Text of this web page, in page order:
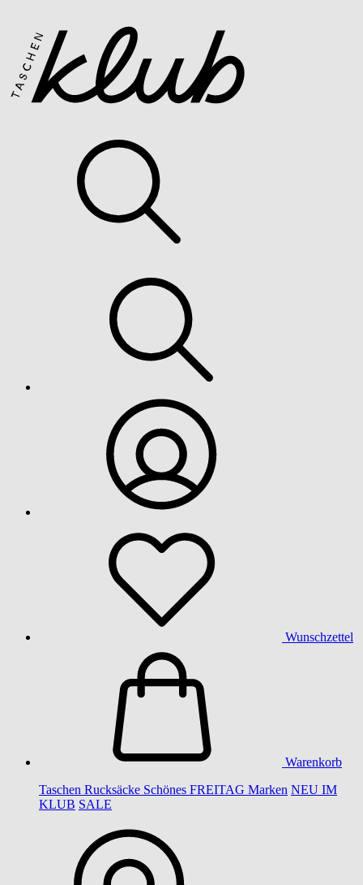
Wunschzettel
Warenkorb
Taschen Rucksäcke Schönes FREITAG Marken NEU IM
KLUB SALE